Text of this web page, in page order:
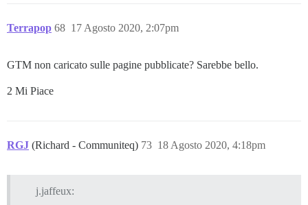
Terrapop 17 Agosto 2020, 2:07pm
68
GTM non caricato sulle pagine pubblicate? Sarebbe bello.
2 Mi Piace
RGJ (Richard - Communiteq) 18 Agosto 2020, 4:18pm
73
j.jaffeux: